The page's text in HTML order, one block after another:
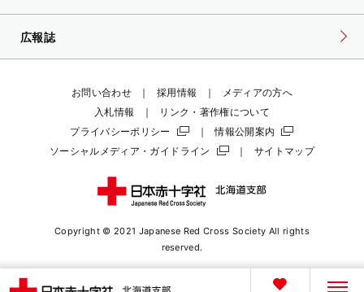
広報誌
お問い合わせ 採用情報
メディアの方へ
入札情報
リンク・著作権について
プライバシーポリシー
情報公開案内
ソーシャルメディア・ガイドライン
サイトマップ
Copyright © 2021 Japanese Red Cross Society All rights
reserved.